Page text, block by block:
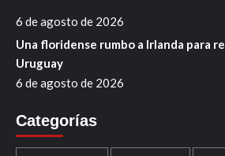
6 de agosto de 2026
Una floridense rumbo a Irlanda para
Uruguay
6 de agosto de 2026
Categorías